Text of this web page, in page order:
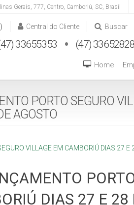
Gerais, 777, Centro, Camboriú, SC, Brasil
Buscar
Central do Cliente
(47) 984887604
Home
PORTO SEGURO
AGOSTO
DIAS 27 E 28